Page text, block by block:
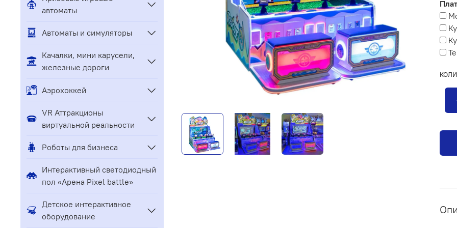
автоматы
Автоматы и симуляторы
Качалки, мини карусели,
железные дороги
Аэрохоккей
VR Аттракционы
виртуальной реальности
Роботы для бизнеса
Интерактивный светодиодный
пол «Арена Pixel battle»
Детское интерактивное
оборудование